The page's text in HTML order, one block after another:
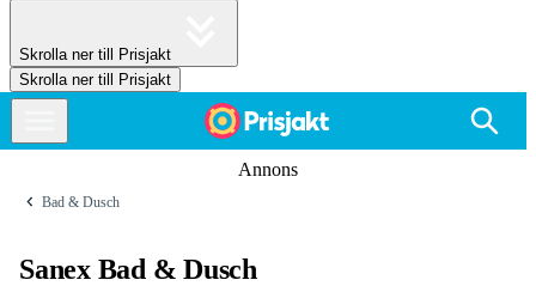
Skrolla ner till Prisjakt
Skrolla ner till Prisjakt
Annons
Bad & Dusch
Sanex Bad & Dusch